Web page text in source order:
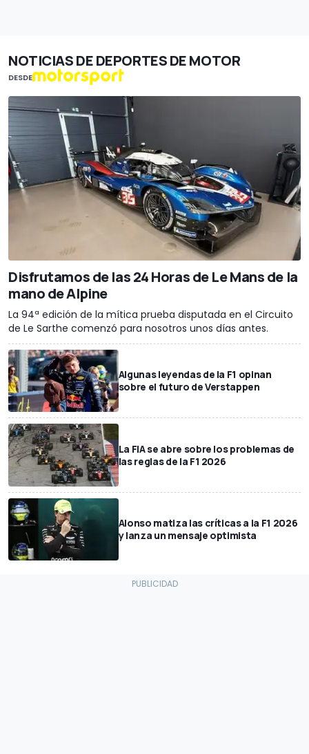
NOTICIAS DE DEPORTES DE MOTOR
DESDE
Disfrutamos de las 24 Horas de Le Mans de la
mano de Alpine
La 94ª edición de la mítica prueba disputada en el Circuito
de Le Sarthe comenzó para nosotros unos días antes.
Algunas leyendas de la F1 opinan
sobre el futuro de Verstappen
La FIA se abre sobre los problemas de
las reglas de la F1 2026
Alonso matiza las críticas a la F1 2026
y lanza un mensaje optimista